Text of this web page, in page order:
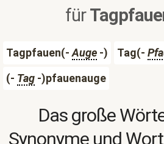
für
Tagpfauen(-Auge -) Tag(-
(- Tag -)pfauenauge
Das große
Synonyme und